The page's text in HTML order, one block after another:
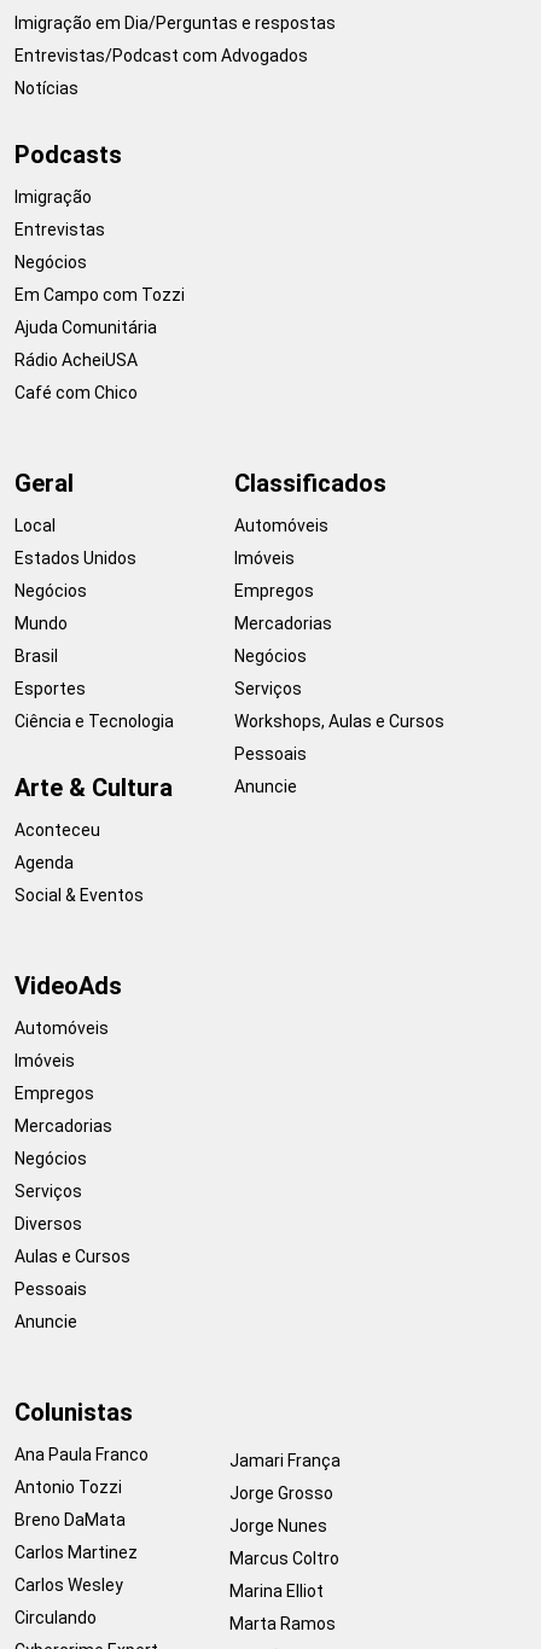
Imigração em Dia/Perguntas e respostas
Entrevistas/Podcast com Advogados
Notícias
Podcasts
Imigração
Entrevistas
Negócios
Em Campo com Tozzi
Ajuda Comunitária
Rádio AcheiUSA
Café com Chico
Geral
Local
Estados Unidos
Negócios
Mundo
Brasil
Esportes
Ciência e Tecnologia
Arte & Cultura
Aconteceu
Agenda
Social & Eventos
Classificados
Automóveis
Imóveis
Empregos
Mercadorias
Negócios
Serviços
Workshops, Aulas e Cursos
Pessoais
Anuncie
VideoAds
Automóveis
Imóveis
Empregos
Mercadorias
Negócios
Serviços
Diversos
Aulas e Cursos
Pessoais
Anuncie
Colunistas
Ana Paula Franco
Antonio Tozzi
Breno DaMata
Carlos Martinez
Carlos Wesley
Circulando
Jamari França
Jorge Grosso
Jorge Nunes
Marcus Coltro
Marina Elliot
Marta Ramos